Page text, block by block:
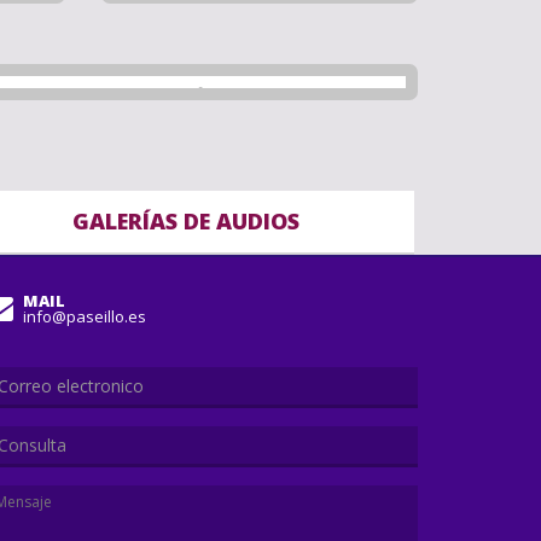
GALERÍAS DE AUDIOS
MAIL
info@paseillo.es
Consulta